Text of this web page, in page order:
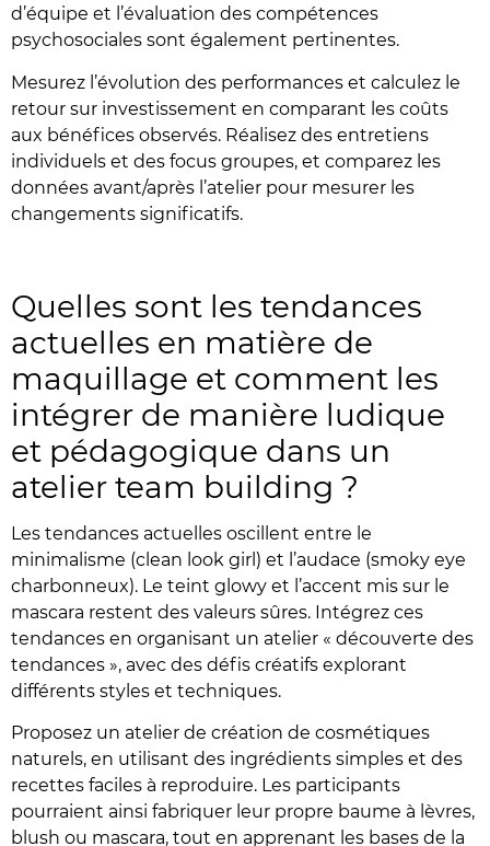
d’équipe et l’évaluation des compétences
psychosociales sont également pertinentes.
Mesurez l’évolution des performances et calculez le
retour sur investissement en comparant les coûts
aux bénéfices observés. Réalisez des entretiens
individuels et des focus groupes, et comparez les
données avant/après l’atelier pour mesurer les
changements significatifs.
Quelles sont les tendances
actuelles en matière de
maquillage et comment les
intégrer de manière ludique
et pédagogique dans un
atelier team building ?
Les tendances actuelles oscillent entre le
minimalisme (clean look girl) et l’audace (smoky eye
charbonneux). Le teint glowy et l’accent mis sur le
mascara restent des valeurs sûres. Intégrez ces
tendances en organisant un atelier « découverte des
tendances », avec des défis créatifs explorant
différents styles et techniques.
Proposez un atelier de création de cosmétiques
naturels, en utilisant des ingrédients simples et des
recettes faciles à reproduire. Les participants
pourraient ainsi fabriquer leur propre baume à lèvres,
blush ou mascara, tout en apprenant les bases de la